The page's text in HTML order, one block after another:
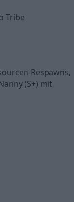
Tribe
Respawns,
(S+) mit